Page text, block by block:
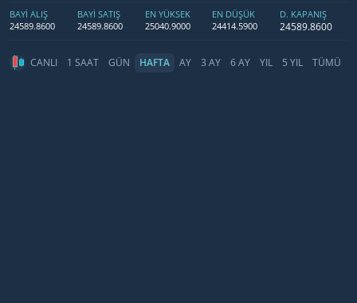
BAYİ ALIŞ
24589.8600
BAYİ SATIŞ
24589.8600
EN YÜKSEK
25040.9000
EN DÜŞÜK
24414.5900
D. KAPANIŞ
24589.8600
CANLI 1 SAAT GÜN HAFTA AY 3 AY 6 AY YIL 5 YIL TÜMÜ